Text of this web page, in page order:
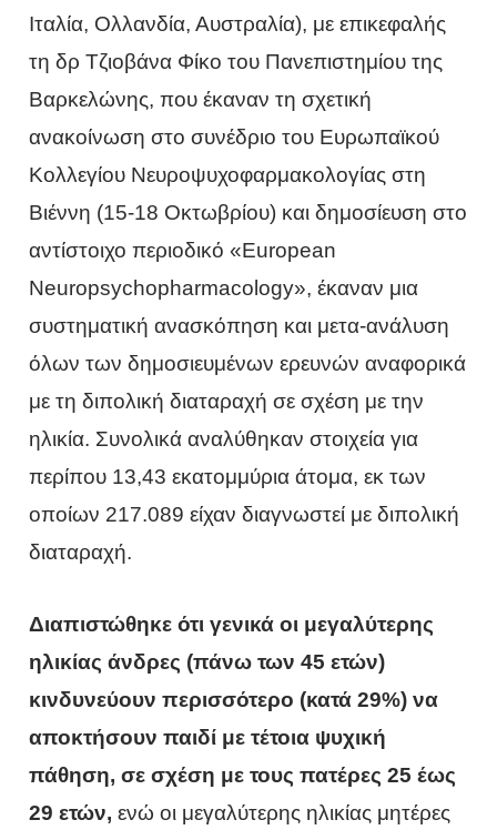
Ιταλία, Ολλανδία, Αυστραλία), με επικεφαλής
τη δρ Τζιοβάνα Φίκο του Πανεπιστημίου της
Βαρκελώνης, που έκαναν τη σχετική
ανακοίνωση στο συνέδριο του Ευρωπαϊκού
Κολλεγίου Νευροψυχοφαρμακολογίας στη
Βιέννη (15-18 Οκτωβρίου) και δημοσίευση στο
αντίστοιχο περιοδικό «European
Neuropsychopharmacology», έκαναν μια
συστηματική ανασκόπηση και μετα-ανάλυση
όλων των δημοσιευμένων ερευνών αναφορικά
με τη διπολική διαταραχή σε σχέση με την
ηλικία. Συνολικά αναλύθηκαν στοιχεία για
περίπου 13,43 εκατομμύρια άτομα, εκ των
οποίων 217.089 είχαν διαγνωστεί με διπολική
διαταραχή.
Διαπιστώθηκε ότι γενικά οι μεγαλύτερης
ηλικίας άνδρες (πάνω των 45 ετών)
κινδυνεύουν περισσότερο (κατά 29%) να
αποκτήσουν παιδί με τέτοια ψυχική
πάθηση, σε σχέση με τους πατέρες 25 έως
29 ετών, ενώ οι μεγαλύτερης ηλικίας μητέρες